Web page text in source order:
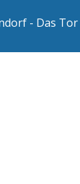
- Das